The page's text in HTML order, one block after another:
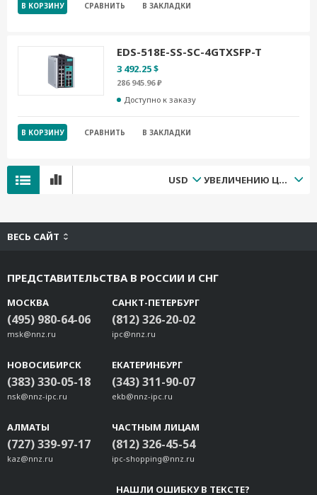
В КОРЗИНУ СРАВНИТЬ В ЗАКЛАДКИ
EDS-518E-SS-SC-4GTXSFP-T
3 492.25 $
286 945.96 ₽
Доступно к заказу
В КОРЗИНУ СРАВНИТЬ В ЗАКЛАДКИ
USD УВЕЛИЧЕНИЮ ЦЕНЫ
ВЕСЬ САЙТ
ПРЕДСТАВИТЕЛЬСТВА В РОССИИ И СНГ
МОСКВА
(495) 980-64-06
msk@nnz.ru
САНКТ-ПЕТЕРБУРГ
(812) 326-20-02
ipc@nnz.ru
НОВОСИБИРСК
(383) 330-05-18
nsk@nnz-ipc.ru
ЕКАТЕРИНБУРГ
(343) 311-90-07
ekb@nnz-ipc.ru
АЛМАТЫ
(727) 339-97-17
kaz@nnz.ru
ЧАСТНЫМ ЛИЦАМ
(812) 326-45-54
ipc-shopping@nnz.ru
НАШЛИ ОШИБКУ В ТЕКСТЕ?